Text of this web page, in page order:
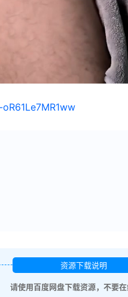
资源下载说明
请使用百度网盘下载资源，不要在